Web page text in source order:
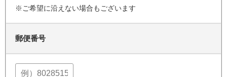
※ご希望に沿えない場合もございます
郵便番号